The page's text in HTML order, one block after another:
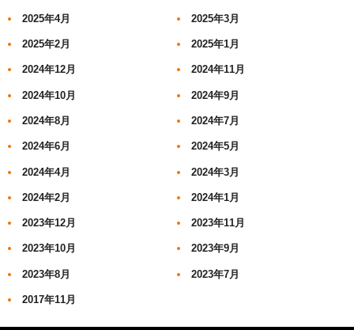
2025年4月 2025年3月
2025年2月 2025年1月
2024年12月 2024年11月
2024年10月 2024年9月
2024年8月 2024年7月
2024年6月 2024年5月
2024年4月 2024年3月
2024年2月 2024年1月
2023年12月 2023年11月
2023年10月 2023年9月
2023年8月 2023年7月
2017年11月